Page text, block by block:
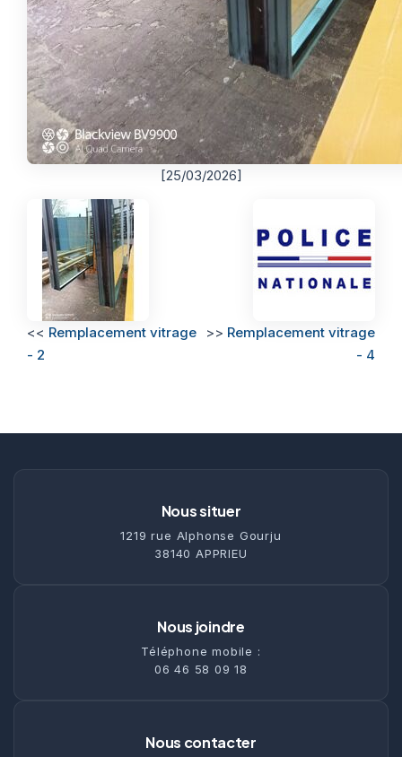
[25/03/2026]
<< Remplacement vitrage
- 2
>> Remplacement vitrage
- 4
Nous situer
1219 rue Alphonse Gourju
38140 APPRIEU
Nous joindre
Téléphone mobile :
06 46 58 09 18
Nous contacter